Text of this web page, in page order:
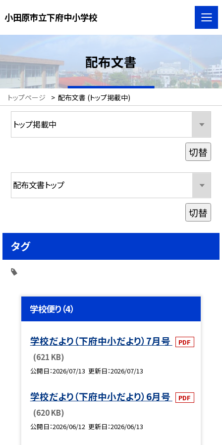
小田原市立下府中小学校
配布文書
トップページ > 配布文書 (トップ掲載中)
学校便り（4）
学校だより（下府中小だより）7月号 PDF
(621 KB)
公開日 2026/07/13 更新日 2026/07/13
学校だより（下府中小だより）6月号 PDF
(620 KB)
公開日 2026/06/12 更新日 2026/06/13
切替
切替
タグ